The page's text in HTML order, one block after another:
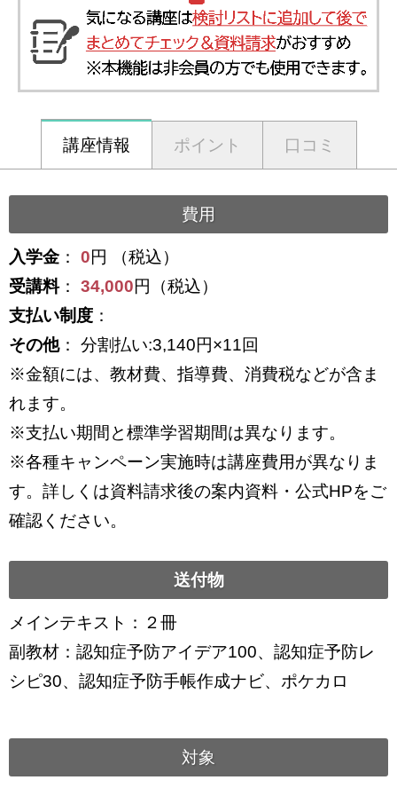
講座情報 ポイント 口コミ
費用
入学金 ： 0円 （税込）
受講料： 34,000円（税込）
支払い制度 ：
その他： 分割払い:3,140円×11回
※金額には、教材費、指導費、消費税などが含ま
れます。
※支払い期間と標準学習期間は異なります。
※各種キャンペーン実施時は講座費用が異なりま
す。詳しくは資料請求後の案内資料・公式HPをご
確認ください。
送付物
メインテキスト：２冊
副教材：認知症予防アイデア100、認知症予防レ
シピ30、認知症予防手帳作成ナビ、ポケカロ
対象